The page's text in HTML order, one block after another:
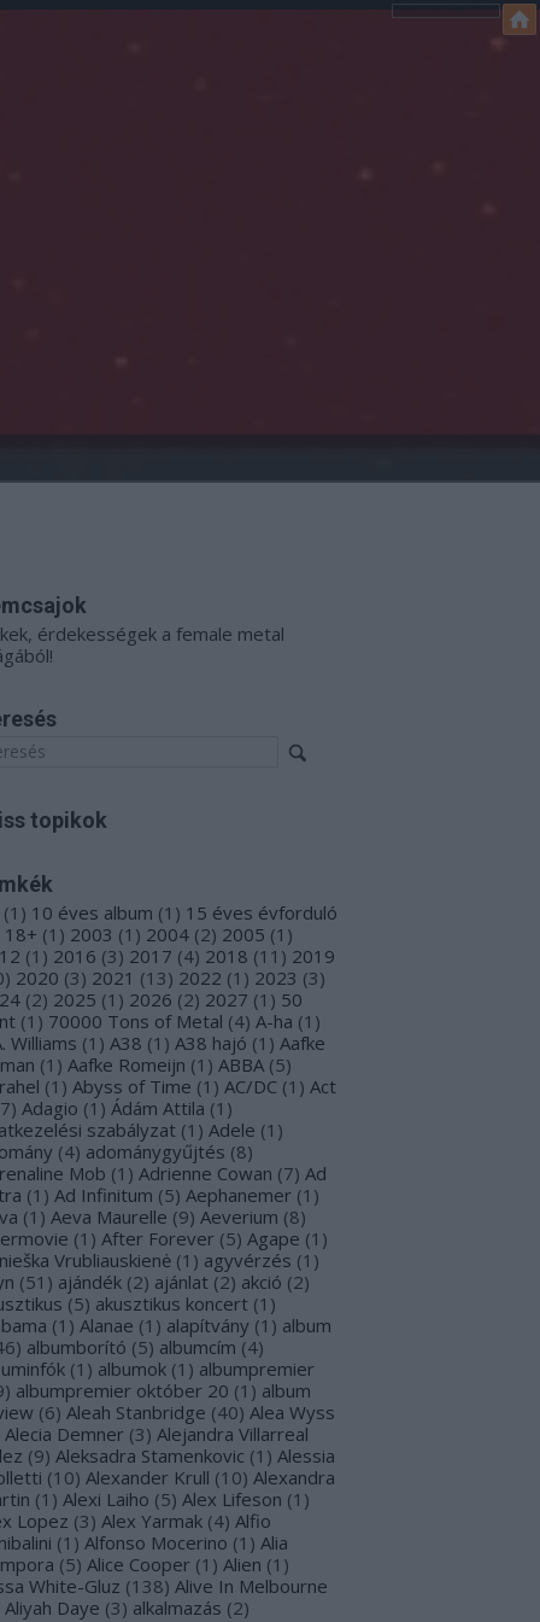
érdekességek a female metal
topikok
(1 ) 10 éves album (1 ) 15 éves évforduló
18+ (1 ) 2003 (1 ) 2004 (2) 2005 (1 )
(1 ) 2016 (3) 2017 (4) 2018 (11 ) 2019
) 2020 (3) 2021 (13) 2022 (1 ) 2023 (3)
(2) 2025 (1 ) 2026 (2) 2027 (1 ) 50
(1 ) 70000 Tons of Metal (4) A-ha (1 )
Williams (1 ) A38 (1 ) A38 hajó (1 ) Aafke
(1 ) Aafke Romeijn (1 ) ABBA (5)
(1 ) Abyss of Time (1 ) AC/DC (1 ) Act
7) Adagio (1 ) Ádám Attila (1 )
szabályzat (1 ) Adele (1 )
(4) adománygyűjtés (8)
Mob (1 ) Adrienne Cowan (7) Ad
(1 ) Ad Infinitum (5) Aephanemer (1 )
(1 ) Aeva Maurelle (9) Aeverium (8)
(1 ) After Forever (5) Agape (1 )
Vrubliauskienė (1 ) agyvérzés (1 )
(51 ) ajándék (2) ajánlat (2) akció (2)
(5) akusztikus koncert (1 )
(1 ) Alanae (1 ) alapítvány (1 ) album
) albumborító (5) albumcím (4)
(1 ) albumok (1 ) albumpremier
) albumpremier október 20 (1 ) album
(6) Aleah Stanbridge (40) Alea Wyss
Alecia Demner (3) Alejandra Villarreal
(9) Aleksadra Stamenkovic (1 ) Alessia
(10) Alexander Krull (10) Alexandra
(1 ) Alexi Laiho (5) Alex Lifeson (1 )
Lopez (3) Alex Yarmak (4) Alfio
(1 ) Alfonso Mocerino (1 ) Alia
(5) Alice Cooper (1 ) Alien (1 )
White-Gluz (138) Alive In Melbourne
Aliyah Daye (3) alkalmazás (2)